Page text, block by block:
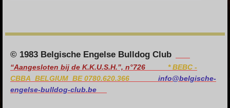
© 1983 Belgische Engelse Bulldog Club
“Aangesloten bij de K.K.U.S.H.”, n°726 *BEBC -
CBBA BELGIUM BE 0780.620.366
info@belgische-
engelse-bulldog-club.be